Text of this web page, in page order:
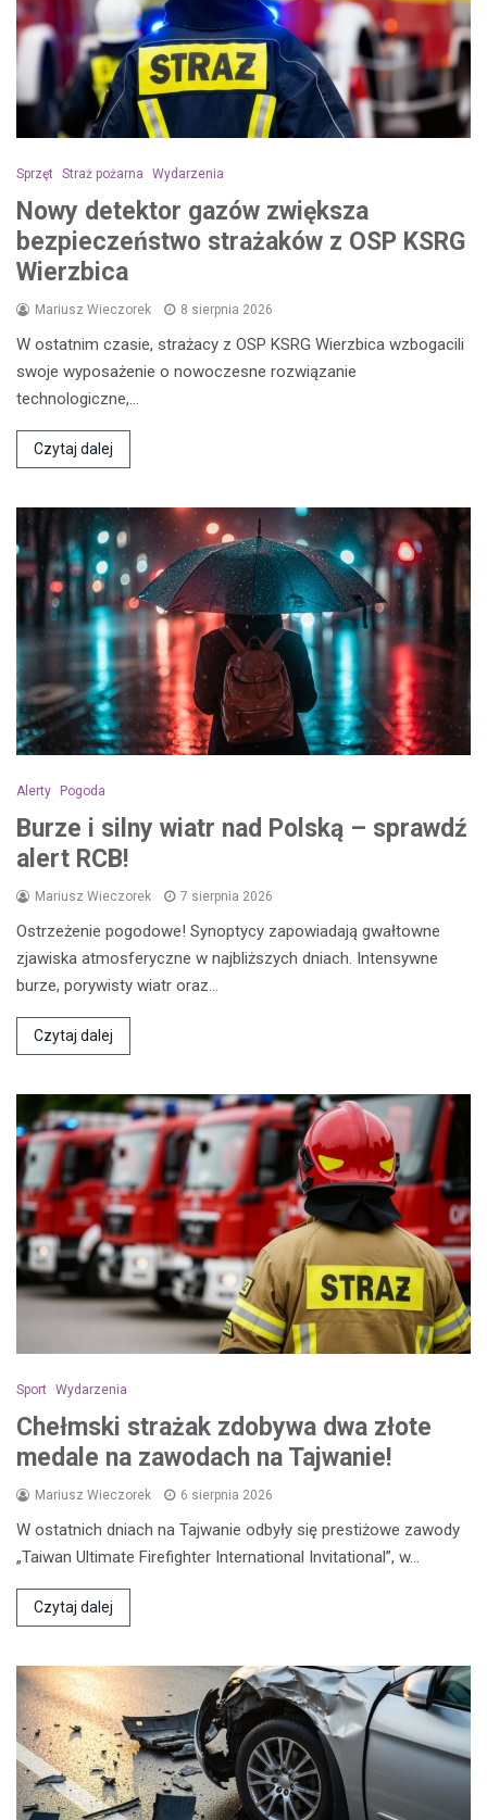
Sprzęt Straż pożarna Wydarzenia
Nowy detektor gazów zwiększa
bezpieczeństwo strażaków z OSP KSRG
Wierzbica
Mariusz Wieczorek 8 sierpnia 2026
W ostatnim czasie, strażacy z OSP KSRG Wierzbica wzbogacili
swoje wyposażenie o nowoczesne rozwiązanie
technologiczne,…
Czytaj dalej
Alerty Pogoda
Burze i silny wiatr nad Polską – sprawdź
alert RCB!
Mariusz Wieczorek 7 sierpnia 2026
Ostrzeżenie pogodowe! Synoptycy zapowiadają gwałtowne
zjawiska atmosferyczne w najbliższych dniach. Intensywne
burze, porywisty wiatr oraz…
Czytaj dalej
Sport Wydarzenia
Chełmski strażak zdobywa dwa złote
medale na zawodach na Tajwanie!
Mariusz Wieczorek 6 sierpnia 2026
W ostatnich dniach na Tajwanie odbyły się prestiżowe zawody
„Taiwan Ultimate Firefighter International Invitational”, w…
Czytaj dalej